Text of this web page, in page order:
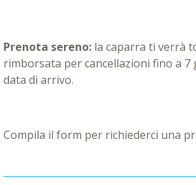
Prenota sereno: la caparra ti verrà
rimborsata per cancellazioni fino a 7
data di arrivo.
Compila il form per richiederci una